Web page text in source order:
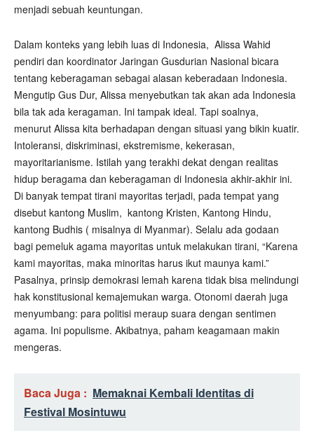
menjadi sebuah keuntungan.
Dalam konteks yang lebih luas di Indonesia, Alissa Wahid
pendiri dan koordinator Jaringan Gusdurian Nasional bicara
tentang keberagaman sebagai alasan keberadaan Indonesia.
Mengutip Gus Dur, Alissa menyebutkan tak akan ada Indonesia
bila tak ada keragaman. Ini tampak ideal. Tapi soalnya,
menurut Alissa kita berhadapan dengan situasi yang bikin kuatir.
Intoleransi, diskriminasi, ekstremisme, kekerasan,
mayoritarianisme. Istilah yang terakhi dekat dengan realitas
hidup beragama dan keberagaman di Indonesia akhir-akhir ini.
Di banyak tempat tirani mayoritas terjadi, pada tempat yang
disebut kantong Muslim, kantong Kristen, Kantong Hindu,
kantong Budhis ( misalnya di Myanmar). Selalu ada godaan
bagi pemeluk agama mayoritas untuk melakukan tirani, “Karena
kami mayoritas, maka minoritas harus ikut maunya kami.”
Pasalnya, prinsip demokrasi lemah karena tidak bisa melindungi
hak konstitusional kemajemukan warga. Otonomi daerah juga
menyumbang: para politisi meraup suara dengan sentimen
agama. Ini populisme. Akibatnya, paham keagamaan makin
mengeras.
Baca Juga : Memaknai Kembali Identitas di
Festival Mosintuwu